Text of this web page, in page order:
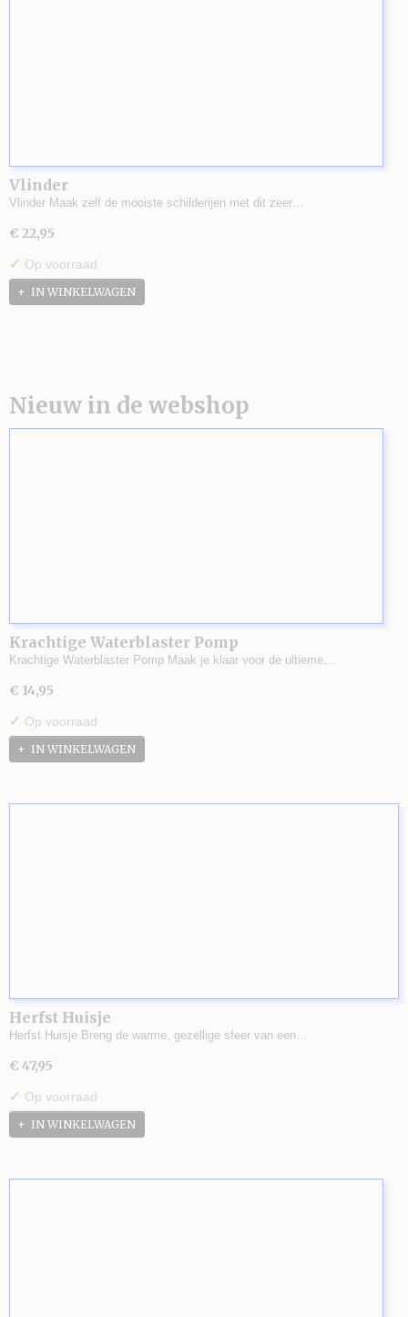
Vlinder
Vlinder Maak zelf de mooiste schilderijen met dit zeer…
€ 22,95
✓ Op voorraad
IN WINKELWAGEN
Nieuw in de webshop
Krachtige Waterblaster Pomp
Krachtige Waterblaster Pomp Maak je klaar voor de ultieme…
€ 14,95
✓ Op voorraad
IN WINKELWAGEN
Herfst Huisje
Herfst Huisje Breng de warme, gezellige sfeer van een…
€ 47,95
✓ Op voorraad
IN WINKELWAGEN